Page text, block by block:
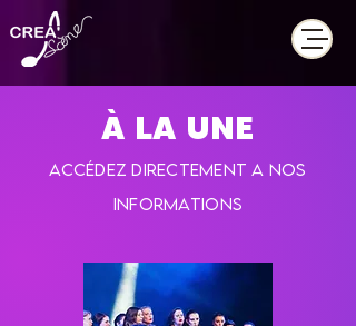
À LA UNE
Accédez directement A NOS
INFORMATIONS